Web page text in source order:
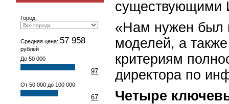
Город:
Средняя цена: 57 958
рублей
До 50 000
97
От 50 000 до 100 000
67
существующими
«Нам нужен был
моделей, а
критериям
директора по
Четыре